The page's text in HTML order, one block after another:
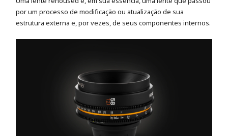
por um processo de modificação ou atualização de sua
estrutura externa e, por vezes, de seus componentes internos.